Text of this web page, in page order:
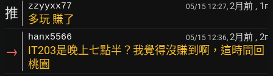
推 zzyyxx77 05/15 12:27, 2月前 , 1 F
多玩 賺了
→
hanx5566 05/15 12:36, 2月前 , 2F
IT203是晚上七點半？我覺得沒賺到啊，這時間回
桃園